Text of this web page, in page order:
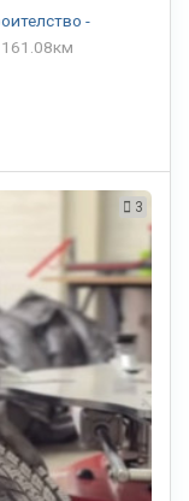
-
161.08км
3